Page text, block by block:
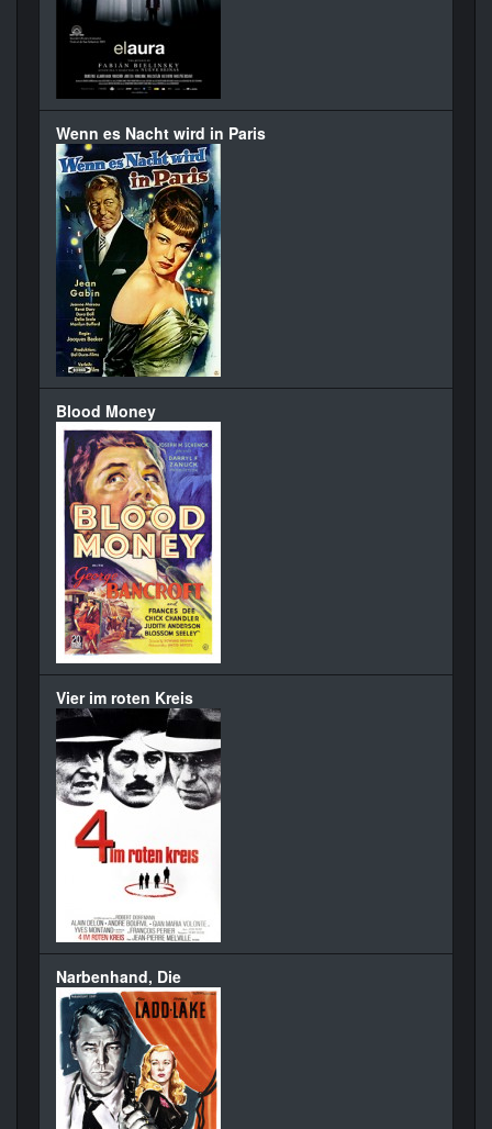
Wenn es Nacht wird in Paris
Blood Money
Vier im roten Kreis
Narbenhand, Die